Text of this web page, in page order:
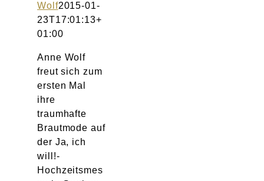
Wolf2015-01-
23T17:01:13+
01:00
Anne Wolf
freut sich zum
ersten Mal
ihre
traumhafte
Brautmode auf
der Ja, ich
will!-
Hochzeitsmes